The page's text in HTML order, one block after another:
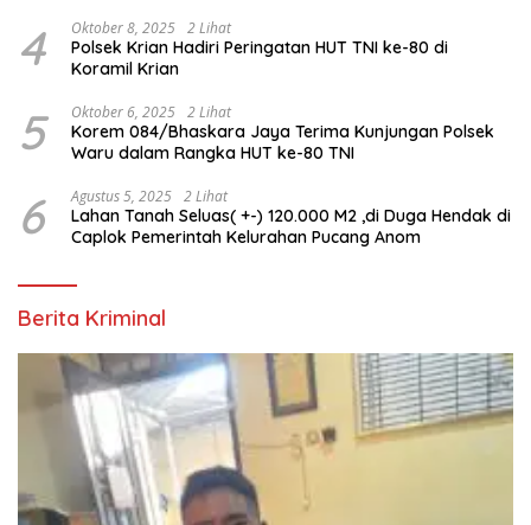
4 Oktober 8, 2025 2 Lihat
Polsek Krian Hadiri Peringatan HUT TNI ke-80 di
Koramil Krian
5 Oktober 6, 2025 2 Lihat
Korem 084/Bhaskara Jaya Terima Kunjungan Polsek
6 Agustus 5, 2025 2 Lihat
Lahan Tanah Seluas( +-) 120.000 M2 ,di Duga Hendak di
Caplok Pemerintah Kelurahan Pucang Anom
Berita Kriminal